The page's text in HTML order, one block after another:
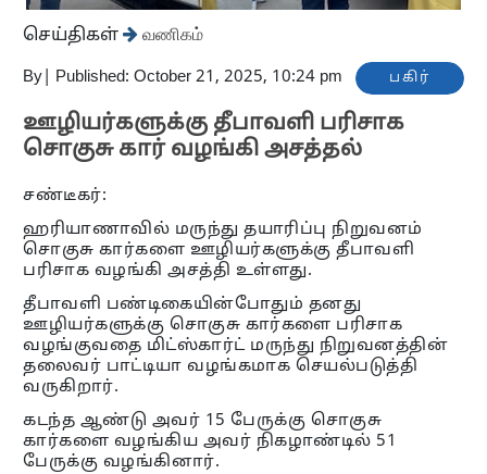
செய்திகள் வணிகம்
By Published: October 21, 2025, 10:24 pm பகிர்
ஊழியர்களுக்கு தீபாவளி பரிசாக
சொகுசு கார் வழங்கி அசத்தல்
சண்டீகர்:
ஹரியாணாவில் மருந்து தயாரிப்பு நிறுவனம்
சொகுசு கார்களை ஊழியர்களுக்கு தீபாவளி
பரிசாக வழங்கி அசத்தி உள்ளது.
தீபாவளி பண்டிகையின்போதும் தனது
ஊழியர்களுக்கு சொகுசு கார்களை பரிசாக
வழங்குவதை மிட்ஸ்கார்ட் மருந்து நிறுவனத்தின்
தலைவர் பாட்டியா வழங்கமாக செயல்படுத்தி
வருகிறார்.
கடந்த ஆண்டு அவர் 15 பேருக்கு சொகுசு
கார்களை வழங்கிய அவர் நிகழாண்டில் 51
பேருக்கு வழங்கினார்.